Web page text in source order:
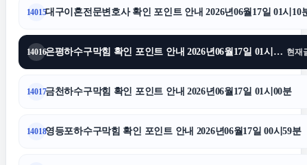
은평구하수구막힘
상간녀소송
네이버 검색광고
수원이혼변호사
14015대구이혼전문변호사 확인 포인트 안내 2026년06월17일 01시10
14016 은평하수구막힘 확인 포인트 안내 2026년06월17일 01시05분 현재
14017금천하수구막힘 확인 포인트 안내 2026년06월17일 01시00분
14018영등포하수구막힘 확인 포인트 안내 2026년06월17일 00시59분